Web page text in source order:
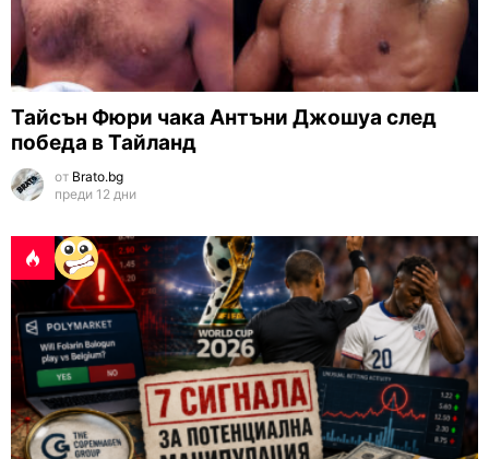
Тайсън Фюри чака Антъни Джошуа след
победа в Тайланд
от Brato.bg
преди 12 дни